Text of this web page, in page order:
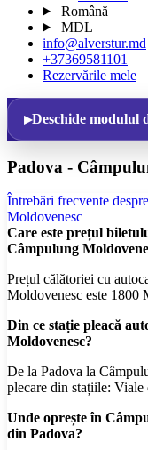
Română
MDL
info@alverstur.md
+37369581101
Rezervările mele
Deschide modulul
Padova -
Întrebări frecvente
Moldovenesc
Care este prețul
Câmpulung
Prețul călătoriei cu
Moldovenesc este 1800
Din ce stație pleacă
Moldovenesc?
De la Padova la
plecare din stațiile: Viale
Unde oprește în
din Padova?